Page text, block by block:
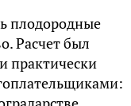
плодородные
Расчет был
практически